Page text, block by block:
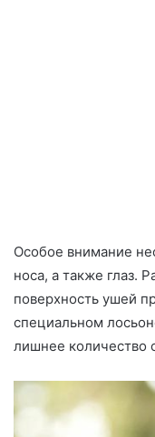
Особое внимание
носа, а также глаз.
поверхность ушей
специальном
лишнее количество